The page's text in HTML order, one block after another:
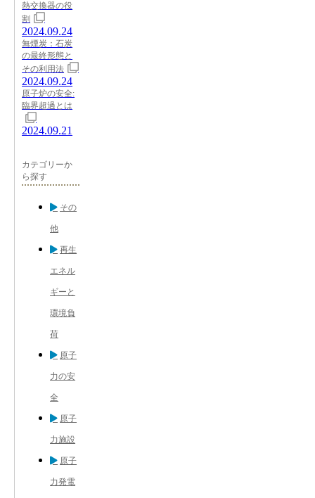
熱交換器の役
割
2024.09.24
無煙炭：石炭
の最終形態と
その利用法
2024.09.24
原子炉の安全:
臨界超過とは
2024.09.21
カテゴリーか
ら探す
その
他
再生
エネル
ギーと
環境負
荷
原子
力の安
全
原子
力施設
原子
力発電